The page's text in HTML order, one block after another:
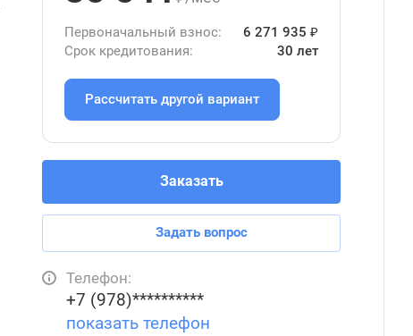
Первоначальный взнос:
6 271 935 ₽
Срок кредитования:
30 лет
Рассчитать другой вариант
Заказать
Задать вопрос
Телефон:
+7 (978)**********
показать телефон